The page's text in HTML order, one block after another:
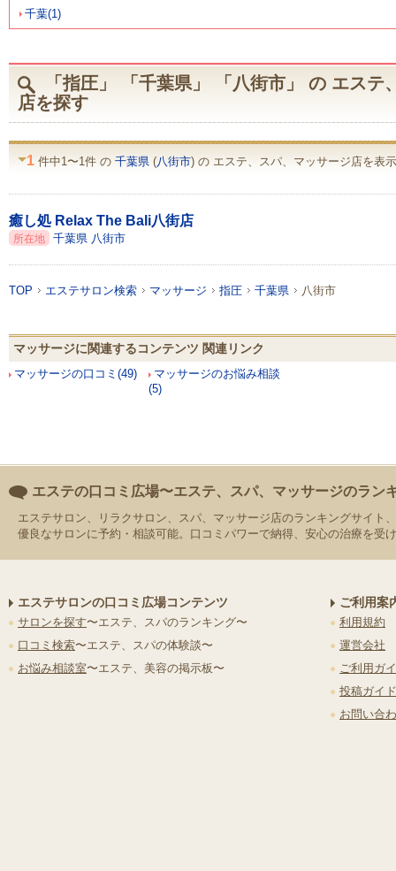
千葉(1)
「指圧」 「千葉県」 「八街市」 の エステ
店を探す
1 件中1〜1件 の 千葉県 (八街市) の エステ、スパ、マッサージ店を表
癒し処 Relax The Bali八街店
所在地 千葉県 八街市
TOP エステサロン検索 マッサージ 指圧 千葉県 八街市
マッサージに関連するコンテンツ 関連リンク
マッサージの口コミ(49)
マッサージのお悩み相談
(5)
エステの口コミ広場〜エステ、スパ、マッサージのラン
エステサロン、リラクサロン、スパ、マッサージ店のランキングサイト
優良なサロンに予約・相談可能。口コミパワーで納得、安心の治療を受
エステサロンの口コミ広場コンテンツ
サロンを探す〜エステ、スパのランキング〜
口コミ検索〜エステ、スパの体験談〜
お悩み相談室〜エステ、美容の掲示板〜
ご利用案
利用規約
運営会社
ご利用ガ
投稿ガイ
お問い合